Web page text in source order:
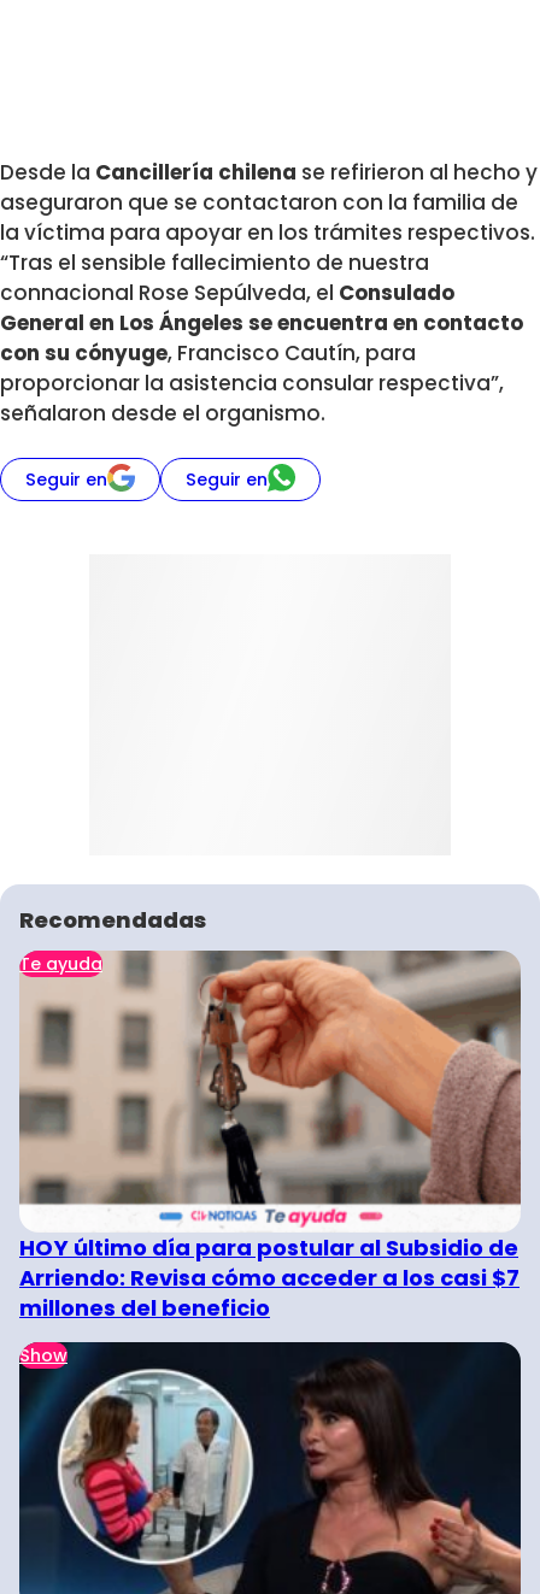
Desde la Cancillería chilena se refirieron al hecho y
aseguraron que se contactaron con la familia de
la víctima para apoyar en los trámites respectivos.
“Tras el sensible fallecimiento de nuestra
connacional Rose Sepúlveda, el Consulado
General en Los Ángeles se encuentra en contacto
con su cónyuge, Francisco Cautín, para
proporcionar la asistencia consular respectiva”,
señalaron desde el organismo.
Seguir en Seguir en
Recomendadas
Te ayuda
HOY último día para postular al Subsidio de
Arriendo: Revisa cómo acceder a los casi $7
millones del beneficio
Show